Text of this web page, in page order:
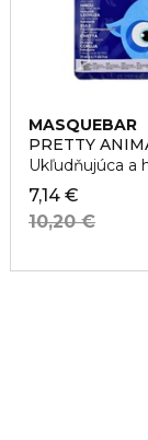
MASQUEBAR
PRETTY
Ukľudňujúca a
7,14 €
10,20 €